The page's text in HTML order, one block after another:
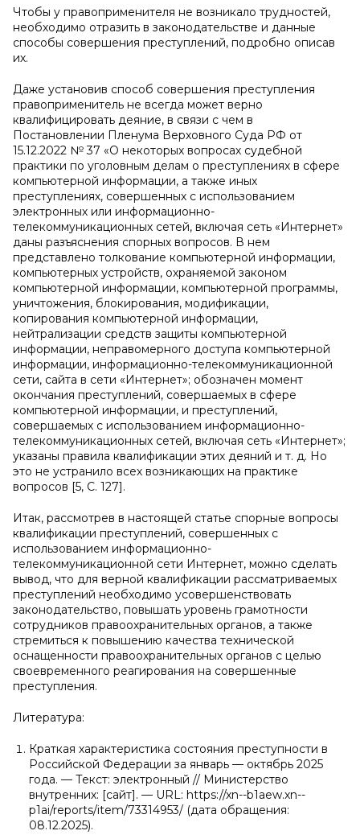
Чтобы у правоприменителя не возникало трудностей,
необходимо отразить в законодательстве и данные
способы совершения преступлений, подробно описав
их.
Даже установив способ совершения преступления
правоприменитель не всегда может верно
квалифицировать деяние, в связи с чем в
Постановлении Пленума Верховного Суда РФ от
15.12.2022 № 37 «О некоторых вопросах судебной
практики по уголовным делам о преступлениях в сфере
компьютерной информации, а также иных
преступлениях, совершенных с использованием
электронных или информационно-
телекоммуникационных сетей, включая сеть «Интернет»
даны разъяснения спорных вопросов. В нем
представлено толкование компьютерной информации,
компьютерных устройств, охраняемой законом
компьютерной информации, компьютерной программы,
уничтожения, блокирования, модификации,
копирования компьютерной информации,
нейтрализации средств защиты компьютерной
информации, неправомерного доступа компьютерной
информации, информационно-телекоммуникационной
сети, сайта в сети «Интернет»; обозначен момент
окончания преступлений, совершаемых в сфере
компьютерной информации, и преступлений,
совершаемых с использованием информационно-
телекоммуникационных сетей, включая сеть «Интернет»;
указаны правила квалификации этих деяний и т. д. Но
это не устранило всех возникающих на практике
вопросов [5, С. 127].
Итак, рассмотрев в настоящей статье спорные вопросы
квалификации преступлений, совершенных с
использованием информационно-
телекоммуникационной сети Интернет, можно сделать
вывод, что для верной квалификации рассматриваемых
преступлений необходимо усовершенствовать
законодательство, повышать уровень грамотности
сотрудников правоохранительных органов, а также
стремиться к повышению качества технической
оснащенности правоохранительных органов с целью
своевременного реагирования на совершенные
преступления.
Литература:
Краткая характеристика состояния преступности в
Российской Федерации за январь — октябрь 2025
года. — Текст: электронный // Министерство
внутренних: [сайт]. — URL: https://xn--b1aew.xn--
p1ai/reports/item/73314953/ (дата обращения:
08.12.2025).